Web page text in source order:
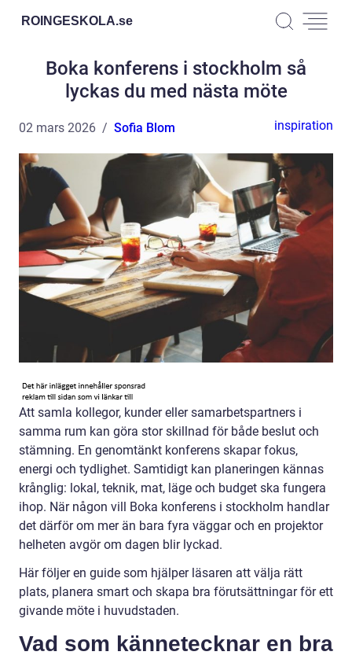
ROINGESKOLA.se
Boka konferens i stockholm så
lyckas du med nästa möte
02 mars 2026 Sofia Blom inspiration
Att samla kollegor, kunder eller samarbetspartners i
samma rum kan göra stor skillnad för både beslut och
stämning. En genomtänkt konferens skapar fokus,
energi och tydlighet. Samtidigt kan planeringen kännas
krånglig: lokal, teknik, mat, läge och budget ska fungera
ihop. När någon vill Boka konferens i stockholm handlar
det därför om mer än bara fyra väggar och en projektor
helheten avgör om dagen blir lyckad.
Här följer en guide som hjälper läsaren att välja rätt
plats, planera smart och skapa bra förutsättningar för ett
givande möte i huvudstaden.
Vad som kännetecknar en bra